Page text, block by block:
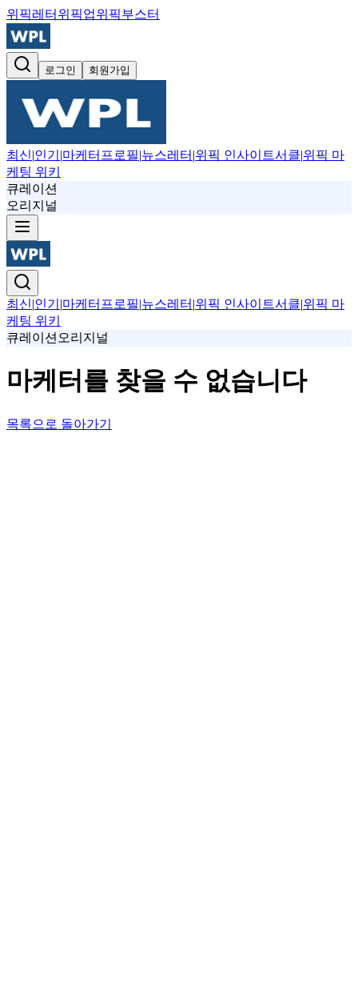
위픽레터 위픽업위픽부스터
로그인 회원가입
최신|인기 |마케터프로필|뉴스레터 |위픽 인사이트서클|위픽 마
케팅 위키
큐레이션
오리지널
최신|인기 |마케터프로필|뉴스레터 |위픽 인사이트서클|위픽 마
케팅 위키
큐레이션 오리지널
마케터를 찾을 수 없습니다
목록으로 돌아가기